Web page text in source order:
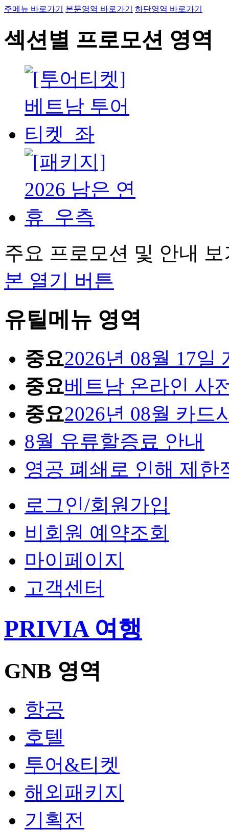
주메뉴 바로가기 본문영역 바로가기 하단영역 바로가기
섹션별 프로모션 영역
주요 프로모션 및 안내 보
본 열기 버튼
유틸메뉴 영역
중요2026년 08월 17일
중요베트남 온라인 사
중요2026년 08월 카드
8월 유류할증료 안내
영공 폐쇄로 인해 제한
로그인/회원가입
비회원 예약조회
마이페이지
고객센터
PRIVIA 여행
GNB 영역
항공
호텔
투어&티켓
해외패키지
기획전